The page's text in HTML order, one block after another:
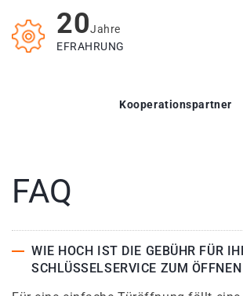
20Jahre
EFRAHRUNG
Kooperationspartner
FAQ
WIE HOCH IST DIE GEBÜHR FÜR
SCHLÜSSELSERVICE ZUM